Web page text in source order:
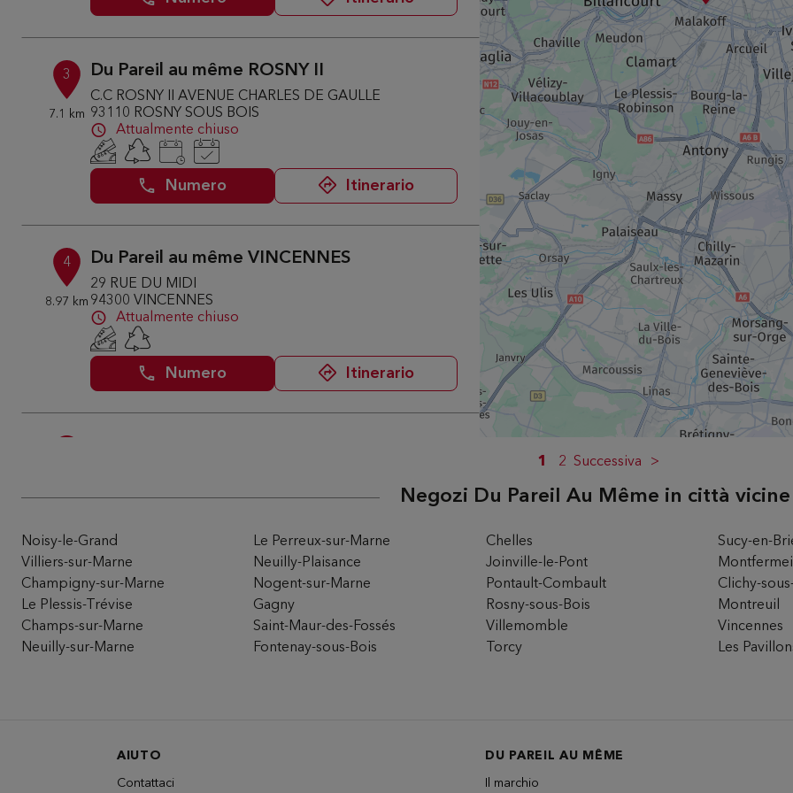
3
7.1 km
Du Pareil au même ROSNY II
C.C ROSNY II AVENUE CHARLES DE GAULLE
93110 ROSNY SOUS BOIS
Attualmente chiuso
Numero Itinerario
4
8.97 km
Du Pareil au même VINCENNES
29 RUE DU MIDI
94300 VINCENNES
Attualmente chiuso
Numero Itinerario
Itinerario
6
13.21
Du Pareil au même ST-ANTOINE - 12EME
120 RUE FGB ST-ANTOINE
75012 PARIS
Du Pareil au même PARIS SECRETAN
23 AVENUE SECRETAN
1 2 Successiva
Negozi Du Pareil Au Même in città vicine
Noisy-le-Grand
Villiers-sur-Marne
Champigny-sur-Marne
Le Plessis-Trévise
Champs-sur-Marne
Neuilly-sur-Marne
Le Perreux-sur-Marne
Neuilly-Plaisance
Nogent-sur-Marne
Gagny
Saint-Maur-des-Fossés
Fontenay-sous-Bois
Chelles
Joinville-le-Pont
Pontault-Combault
Rosny-sous-Bois
Villemomble
Torcy
Sucy-en-
Clichy-
Montreuil
Vincennes
Les
AIUTO
Contattaci
DU PAREIL AU MÊME
Il marchio